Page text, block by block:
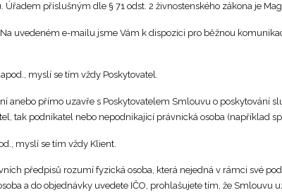
příslušným dle § 71 odst. 2 živnostenského zákona je
uvedeném e-mailu jsme Vám k dispozici pro běžnou
apod., myslí se tím vždy Poskytovatel.
anebo přímo uzavře s Poskytovatelem Smlouvu o poskytování
tak podnikatel nebo nepodnikající právnická osoba (například
myslí se tím vždy Klient.
předpisů rozumí fyzická osoba, která nejedná v rámci své
a do objednávky uvedete IČO, prohlašujete tím, že Smlouvu